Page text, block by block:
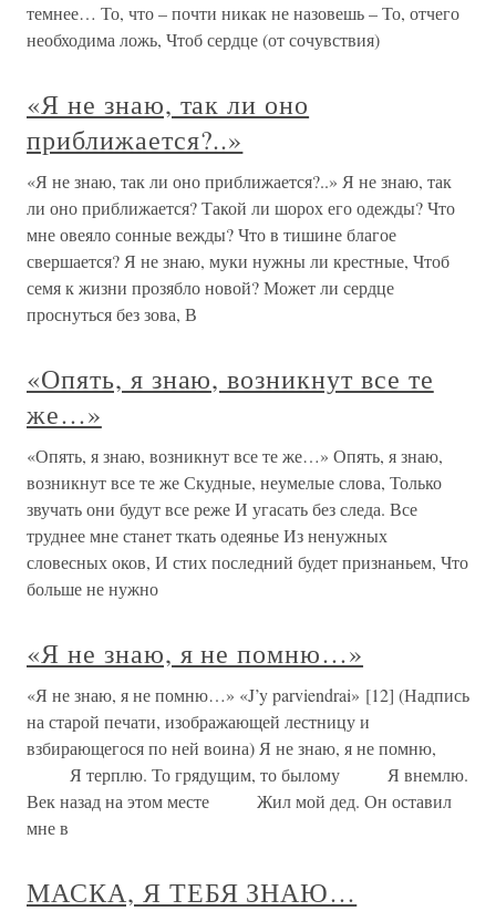
темнее… То, что – почти никак не назовешь – То, отчего
необходима ложь, Чтоб сердце (от сочувствия)
«Я не знаю, так ли оно
приближается?..»
«Я не знаю, так ли оно приближается?..» Я не знаю, так
ли оно приближается? Такой ли шорох его одежды? Что
мне овеяло сонные вежды? Что в тишине благое
свершается? Я не знаю, муки нужны ли крестные, Чтоб
семя к жизни прозябло новой? Может ли сердце
проснуться без зова, В
«Опять, я знаю, возникнут все те
же…»
«Опять, я знаю, возникнут все те же…» Опять, я знаю,
возникнут все те же Скудные, неумелые слова, Только
звучать они будут все реже И угасать без следа. Все
труднее мне станет ткать одеянье Из ненужных
словесных оков, И стих последний будет признаньем, Что
больше не нужно
«Я не знаю, я не помню…»
«Я не знаю, я не помню…» «J’y parviendrai» [12] (Надпись
на старой печати, изображающей лестницу и
взбирающегося по ней воина) Я не знаю, я не помню,
Я терплю. То грядущим, то былому Я внемлю.
Век назад на этом месте Жил мой дед. Он оставил
мне в
МАСКА, Я ТЕБЯ ЗНАЮ…